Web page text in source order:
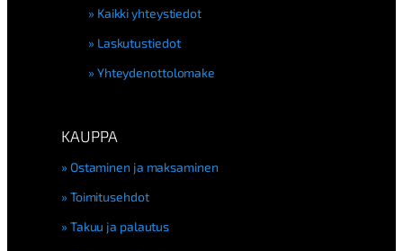
Kaikki yhteystiedot
Laskutustiedot
Yhteydenottolomake
KAUPPA
Ostaminen ja maksaminen
Toimitusehdot
Takuu ja palautus